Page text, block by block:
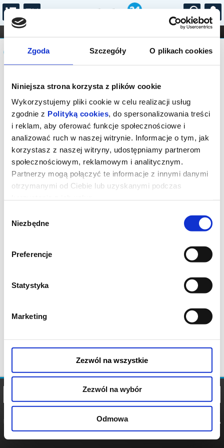
Zgoda Szczegóły O plikach cookies
Niniejsza strona korzysta z plików cookie
Wykorzystujemy pliki cookie w celu realizacji usług
zgodnie z Polityką cookies, do spersonalizowania treści
i reklam, aby oferować funkcje społecznościowe i
analizować ruch w naszej witrynie. Informacje o tym, jak
korzystasz z naszej witryny, udostępniamy partnerom
społecznościowym, reklamowym i analitycznym.
Partnerzy mogą połączyć te informacje z innymi danymi
otrzymanymi od Ciebie lub uzyskanymi podczas
zgody
Niezbędne
Preferencje
Statystyka
Marketing
Zezwól na wszystkie
Zezwól na wybór
Odmowa
...
FILHARMONIA OPERA I BALET
STAND-UP
DLA DZIECI
Komunikat
Sprzedaż biletów on-line na wydarzenie
została zakończona.
POLITYKA
POLITYKA